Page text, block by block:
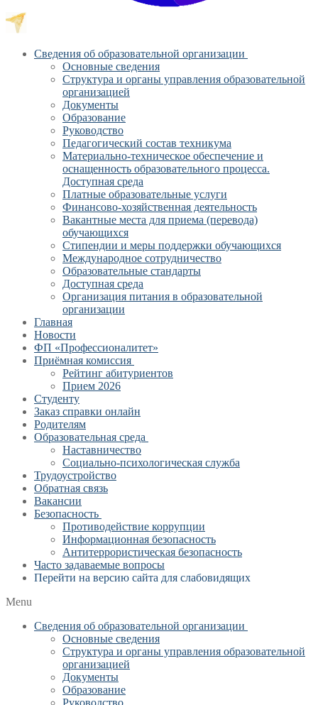
Сведения об образовательной организации
Основные сведения
Структура и органы управления образовательной
организацией
Документы
Образование
Руководство
Педагогический состав техникума
Материально-техническое обеспечение и
оснащенность образовательного процесса.
Доступная среда
Платные образовательные услуги
Финансово-хозяйственная деятельность
Вакантные места для приема (перевода)
обучающихся
Стипендии и меры поддержки обучающихся
Международное сотрудничество
Образовательные стандарты
Доступная среда
Организация питания в образовательной
организации
Главная
Новости
ФП «Профессионалитет»
Приёмная комиссия
Рейтинг абитуриентов
Прием 2026
Студенту
Заказ справки онлайн
Родителям
Образовательная среда
Наставничество
Социально-психологическая служба
Трудоустройство
Обратная связь
Вакансии
Безопасность
Противодействие коррупции
Информационная безопасность
Антитеррористическая безопасность
Часто задаваемые вопросы
Перейти на версию сайта для слабовидящих
Menu
Сведения об образовательной организации
Основные сведения
Структура и органы управления образовательной
организацией
Документы
Образование
Руководство